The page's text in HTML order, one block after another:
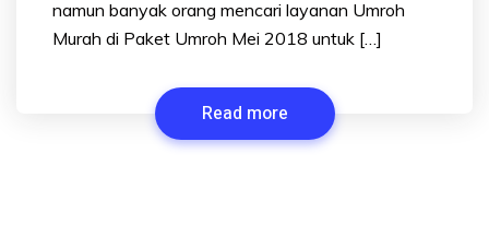
namun banyak orang mencari layanan Umroh
Murah di Paket Umroh Mei 2018 untuk […]
Read more